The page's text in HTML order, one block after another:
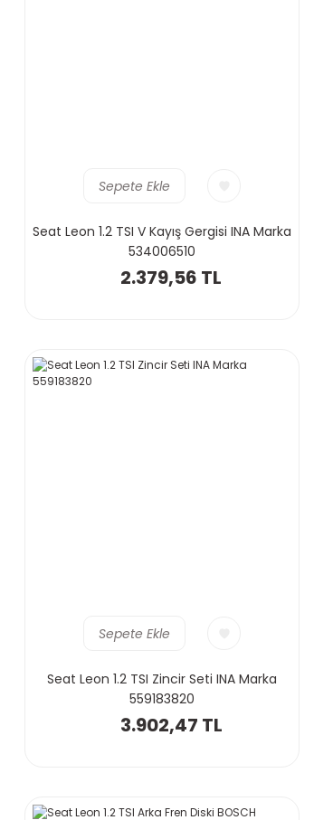
Sepete Ekle
Seat Leon 1.2 TSI V Kayış Gergisi INA Marka
534006510
2.379,56 TL
Sepete Ekle
Seat Leon 1.2 TSI Zincir Seti INA Marka
559183820
3.902,47 TL